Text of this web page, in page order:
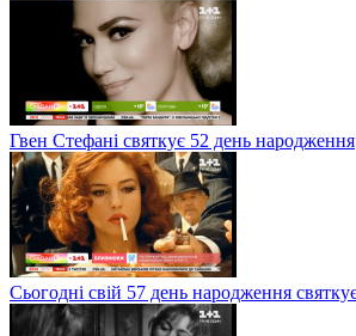
Гвен Стефані святкує 52 день народження
Сьогодні свій 57 день народження